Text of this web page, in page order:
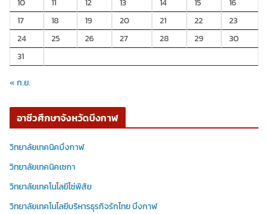
10
11 12 13 14 15
16
17
18 19 20 21 22
23
24
25 26 27 28 29
30
31
« ก.ย.
อาชีวศึกษาจังหวัดบึงกาฬ
วิทยาลัยเทคนิคบึงกาฬ
วิทยาลัยเทคนิคเซกา
วิทยาลัยเทคโนโลยีโซ่พิสัย
วิทยาลัยเทคโนโลยีบริหารธุรกิจรักไทย บึงกาฬ